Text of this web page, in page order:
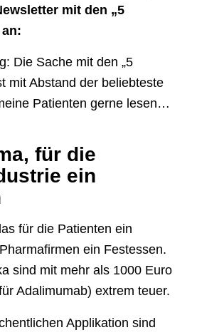
mit den „5
Die Sache mit den „5
mit Abstand der beliebteste
Patienten gerne lesen…
für die
ein
für die Patienten ein
ein Festessen.
sind mit mehr als 1000 Euro
Adalimumab) extrem teuer.
Applikation sind